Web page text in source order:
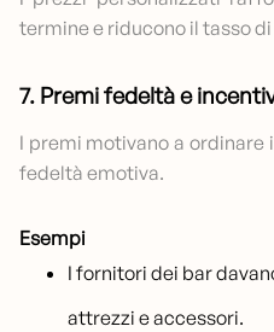
termine e riducono il tasso
7. Premi fedeltà e
I premi motivano a ordinare
fedeltà emotiva.
Esempi
I fornitori dei bar
attrezzi e accessori.